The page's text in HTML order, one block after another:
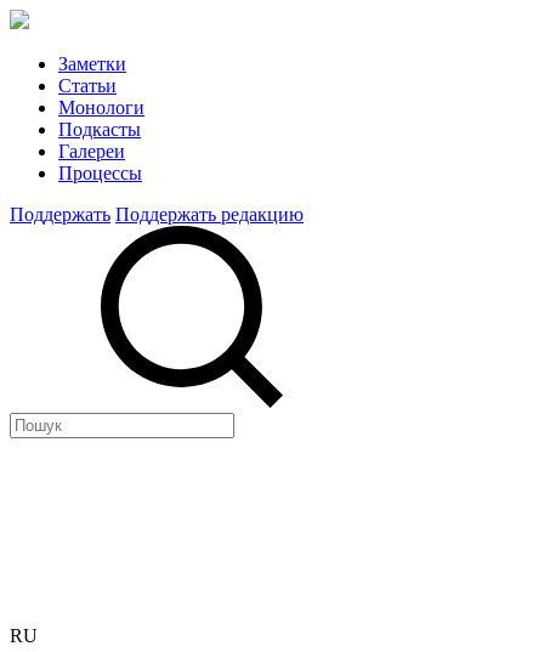
Заметки
Статьи
Монологи
Подкасты
Галереи
Процессы
Поддержать Поддержать редакцию
RU